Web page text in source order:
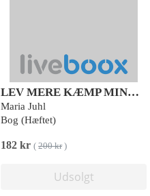
LEV MERE KÆMP MINDRE
Maria Juhl
Bog (Hæftet)
182 kr ( 200 kr)
Udsolgt